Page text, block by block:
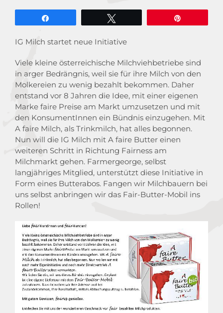
IG Milch startet neue Initiative
Viele kleine österreichische Milchviehbetriebe sind
in arger Bedrängnis, weil sie für ihre Milch von den
Molkereien zu wenig bezahlt bekommen. Daher
entstand vor 8 Jahren die Idee, mit einer eigenen
Marke faire Preise am Markt umzusetzen und mit
den KonsumentInnen ein Bündnis einzugehen. Mit
A faire Milch, als Trinkmilch, hat alles begonnen.
Nun will die IG Milch mit A faire Butter einen
weiteren Schritt in Richtung Fairness am
Milchmarkt gehen. Farmergeorge, selbst
langjähriges Mitglied, unterstützt diese Initiative in
Form eines Butterabos. Fangen wir Milchbauern bei
uns selbst anbringen wir das Fair-Butter-Mobil ins
Rollen!